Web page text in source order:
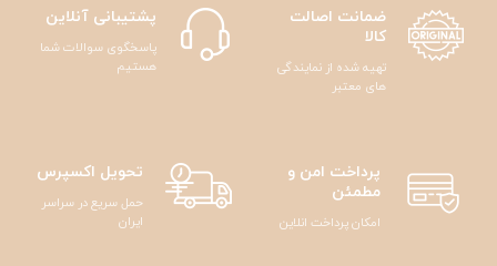
ضمانت اصالت
کالا
تهیه شده از نمایندگی
های معتبر
پشتیبانی آنلاین
پاسخگوی سوالات شما
هستیم
پرداخت امن و
مطمئن
امکان پرداخت انلاین
تحویل اکسپرس
حمل سریع در سراسر
ایران